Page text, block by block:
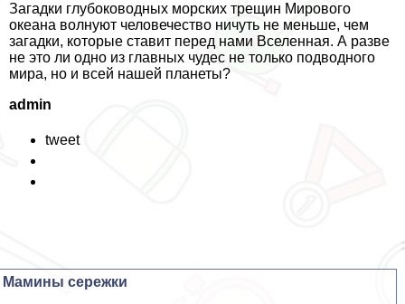
Загадки глубоководных морских трещин Мирового
океана волнуют человечество ничуть не меньше, чем
загадки, которые ставит перед нами Вселенная. А разве
не это ли одно из главных чудес не только подводного
мира, но и всей нашей планеты?
admin
tweet
Мамины сережки